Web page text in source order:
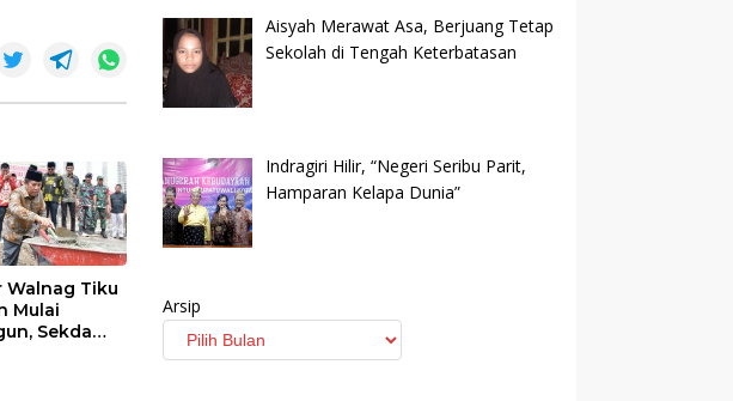
Walnag Tiku
Mulai
Sekda
Aisyah Merawat Asa, Berjuang Tetap
Sekolah di Tengah Keterbatasan
Indragiri Hilir, “Negeri Seribu Parit,
Hamparan Kelapa Dunia”
Arsip